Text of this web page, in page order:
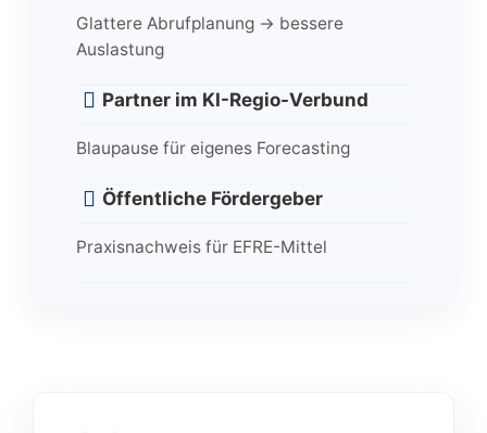
Glattere Abrufplanung → bessere
Auslastung
Partner im KI-Regio-Verbund
Blaupause für eigenes Forecasting
Öffentliche Fördergeber
Praxisnachweis für EFRE-Mittel